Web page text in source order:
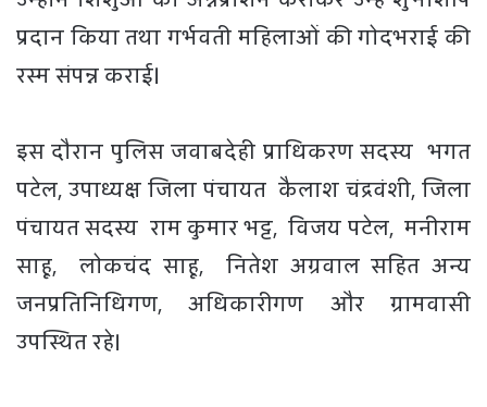
प्रदान किया तथा गर्भवती महिलाओं की गोदभराई की
रस्म संपन्न कराई।
इस दौरान पुलिस जवाबदेही प्राधिकरण सदस्य भगत
पटेल, उपाध्यक्ष जिला पंचायत कैलाश चंद्रवंशी, जिला
पंचायत सदस्य राम कुमार भट्ट, विजय पटेल, मनीराम
साहू, लोकचंद साहू, नितेश अग्रवाल सहित अन्य
जनप्रतिनिधिगण, अधिकारीगण और ग्रामवासी
उपस्थित रहे।